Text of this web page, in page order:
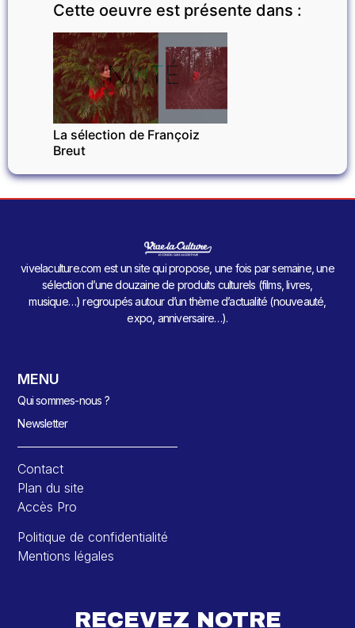
Cette oeuvre est présente dans :
INVITÉ
La sélection de Françoiz
Breut
vivelaculture.com est un site qui propose, une fois par semaine, une
sélection d’une douzaine de produits culturels (films, livres,
musique…) regroupés autour d’un thème d’actualité (nouveauté,
expo, anniversaire…).
MENU
Qui sommes-nous ?
Newsletter
Contact
Plan du site
Accès Pro
Politique de confidentialité
Mentions légales
RECEVEZ NOTRE